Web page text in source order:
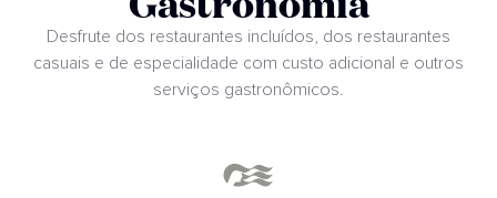
Desfrute dos restaurantes incluídos, dos restaurantes
casuais e de especialidade com custo adicional e outros
serviços gastronômicos.